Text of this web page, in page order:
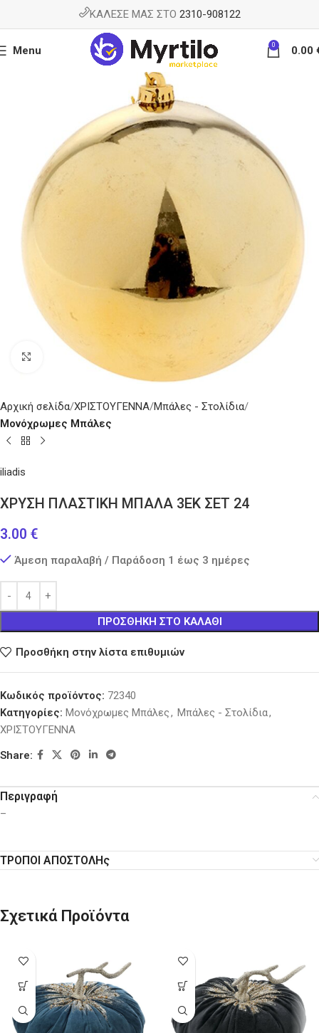
ΚΑΛΕΣΕ ΜΑΣ ΣΤΟ 2310-908122
Menu 0 0.00
Κάντε κλικ για μεγέθυνση
Αρχική σελίδα ΧΡΙΣΤΟΥΓΕΝΝΑ Μπάλες - Στολίδια
Μονόχρωμες Μπάλες
iliadis
ΧΡΥΣΗ ΠΛΑΣΤΙΚΗ ΜΠΑΛΑ 3ΕΚ ΣΕΤ 24
3.00 €
Άμεση παραλαβή / Παράδοση 1 έως 3 ημέρες
ΠΡΟΣΘΉΚΗ ΣΤΟ ΚΑΛΆΘΙ
Προσθήκη στην λίστα επιθυμιών
Κωδικός προϊόντος: 72340
Κατηγορίες: Μονόχρωμες Μπάλες, Μπάλες - Στολίδια,
ΧΡΙΣΤΟΥΓΕΝΝΑ
Share:
Περιγραφή
–
ΤΡΟΠΟΙ ΑΠΟΣΤΟΛΗς
Σχετικά Προϊόντα